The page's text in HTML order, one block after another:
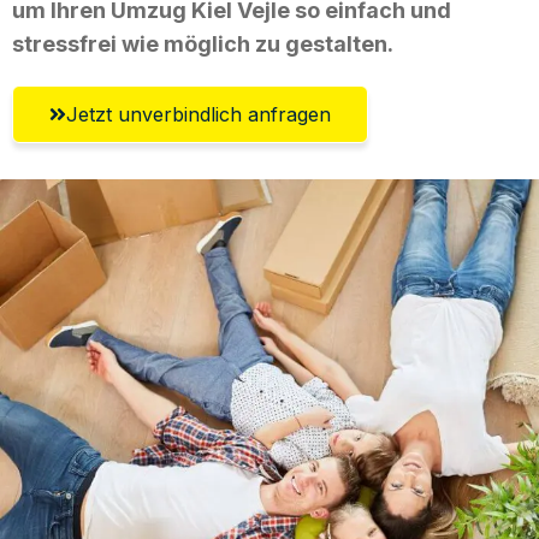
um Ihren Umzug Kiel Vejle so einfach und
stressfrei wie möglich zu gestalten.
Jetzt unverbindlich anfragen